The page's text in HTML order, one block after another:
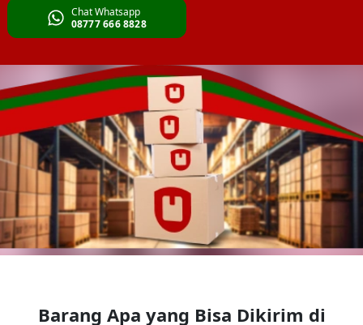
Chat Whatsapp
08777 666 8828
Barang Apa yang Bisa Dikirim di